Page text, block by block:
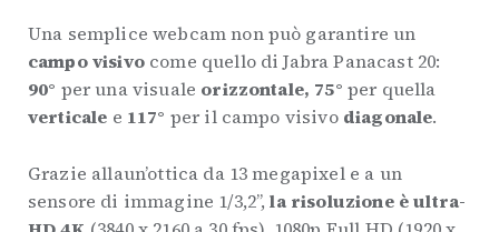
Una semplice webcam non può garantire un
campo visivocome quello di Jabra Panacast 20:
90° per una visuale orizzontale, 75° per quella
verticale e 117° per il campo visivo diagonale.
Grazie allaun’ottica da 13 megapixel e a un
sensore di immagine 1/3,2”,la risoluzione è ultra-